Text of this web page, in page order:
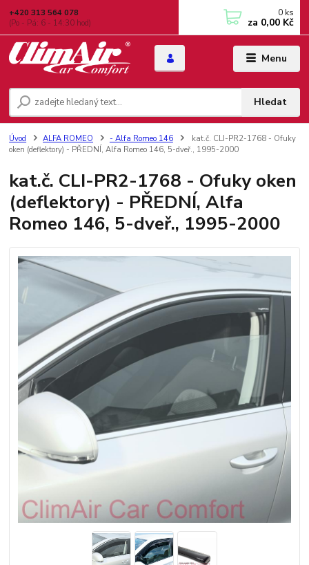
Menu
Hledat
+420 313 564 078
(Po - Pá: 6 - 14:30 hod)
0 ks
za 0,00 Kč
Úvod ALFA ROMEO - Alfa Romeo 146
kat.č. CLI-PR2-1768 - Ofuky
oken (deflektory) - PŘEDNÍ, Alfa Romeo 146, 5-dveř., 1995-2000
kat.č. CLI-PR2-1768 - Ofuky oken
(deflektory) - PŘEDNÍ, Alfa
Romeo 146, 5-dveř., 1995-2000